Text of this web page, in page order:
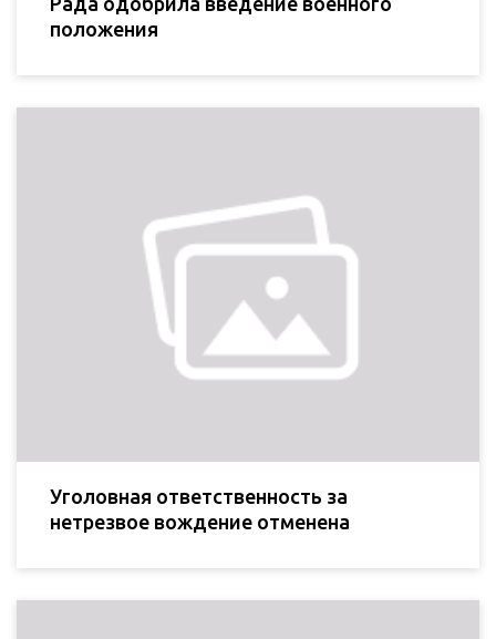
положения
Уголовная ответственность за
нетрезвое вождение отменена